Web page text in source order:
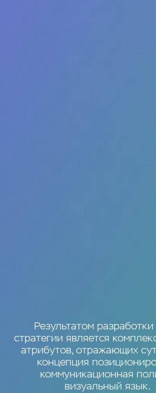
Результатом
стратегии является
атрибутов, отражающих
концепция
коммуникационная
визуальный язык.